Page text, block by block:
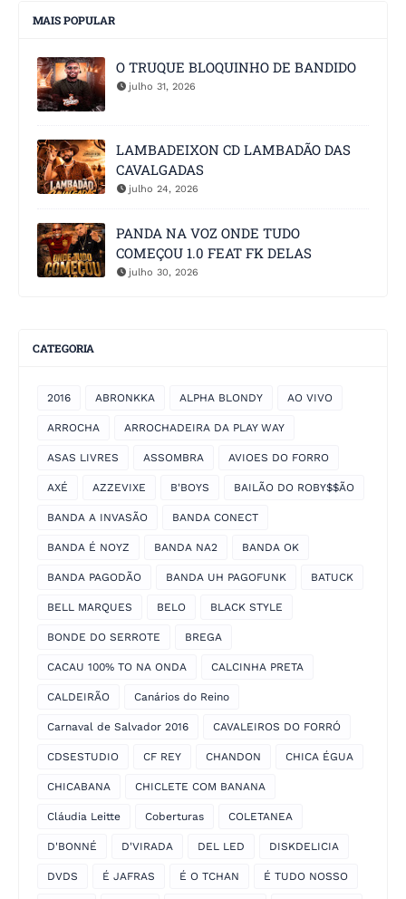
MAIS POPULAR
O TRUQUE BLOQUINHO DE BANDIDO
julho 31, 2026
LAMBADEIXON CD LAMBADÃO DAS
CAVALGADAS
julho 24, 2026
PANDA NA VOZ ONDE TUDO
COMEÇOU 1.0 FEAT FK DELAS
julho 30, 2026
CATEGORIA
2016 ABRONKKA ALPHA BLONDY AO VIVO
ARROCHA ARROCHADEIRA DA PLAY WAY
ASAS LIVRES ASSOMBRA AVIOES DO FORRO
AXÉ AZZEVIXE B'BOYS BAILÃO DO ROBY$$ÃO
BANDA A INVASÃO BANDA CONECT
BANDA É NOYZ BANDA NA2 BANDA OK
BANDA PAGODÃO BANDA UH PAGOFUNK BATUCK
BELL MARQUES BELO BLACK STYLE
BONDE DO SERROTE BREGA
CACAU 100% TO NA ONDA CALCINHA PRETA
CALDEIRÃO Canários do Reino
Carnaval de Salvador 2016 CAVALEIROS DO FORRÓ
CDSESTUDIO CF REY CHANDON CHICA ÉGUA
CHICABANA CHICLETE COM BANANA
Cláudia Leitte Coberturas COLETANEA
D'BONNÉ D'VIRADA DEL LED DISKDELICIA
DVDS É JAFRAS É O TCHAN É TUDO NOSSO